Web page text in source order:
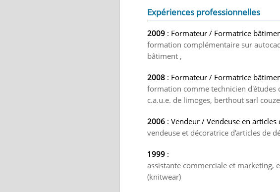
Expériences professionnelles
2009 : Formateur / Formatrice
formation complémentaire sur
bâtiment ,
2008 : Formateur / Formatrice
formation comme technicien d'études
c.a.u.e. de limoges, berthout sarl
2006 : Vendeur / Vendeuse en articles
vendeuse et décoratrice d'articles de
1999 :
assistante commerciale et marketing,
(knitwear)